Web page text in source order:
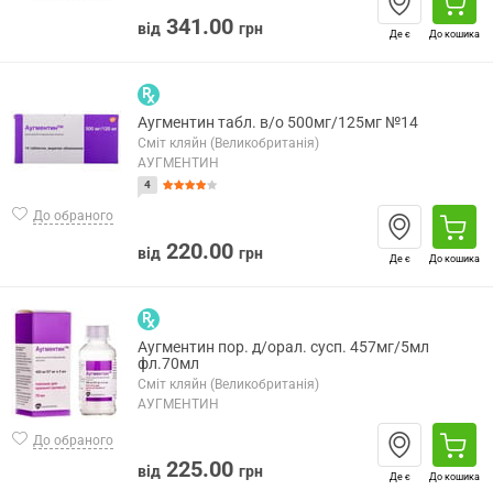
від 341.00 грн Де є До кошика
До обраного
Аугментин табл. в/о 500мг/125мг №14
Сміт кляйн (Великобританія)
АУГМЕНТИН
4
від 220.00 грн Де є До кошика
До обраного
Аугментин пор. д/орал. сусп. 457мг/5мл
фл.70мл
Сміт кляйн (Великобританія)
АУГМЕНТИН
від 225.00 грн Де є До кошика